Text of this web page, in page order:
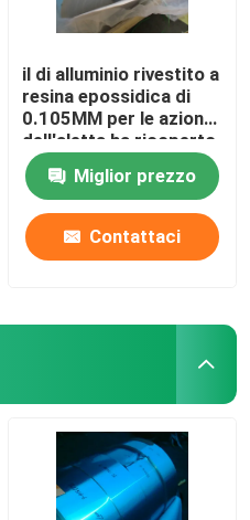
il di alluminio rivestito a
resina epossidica di
0.105MM per le azione
dell'aletta ha ricoperto
blu/dorato
Miglior prezzo
Contattaci